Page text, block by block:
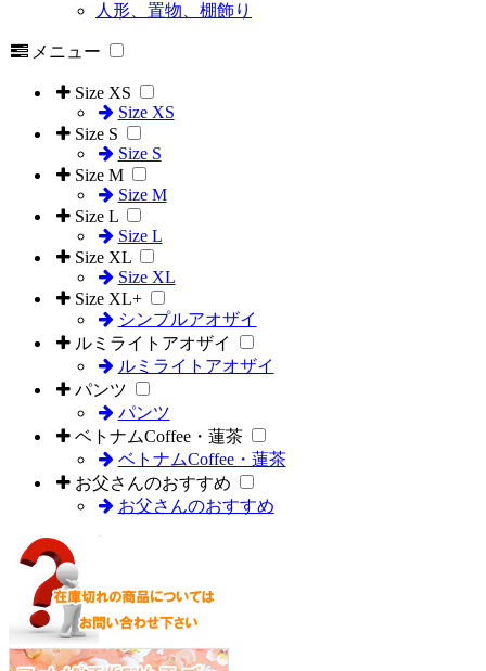
人形、置物、棚飾り
メニュー
Size XS
Size XS
Size S
Size S
Size M
Size M
Size L
Size L
Size XL
Size XL
Size XL+
シンプルアオザイ
ルミライトアオザイ
ルミライトアオザイ
パンツ
パンツ
ベトナムCoffee・蓮茶
ベトナムCoffee・蓮茶
お父さんのおすすめ
お父さんのおすすめ